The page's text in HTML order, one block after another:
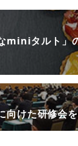
miniタルト」
けた研修会